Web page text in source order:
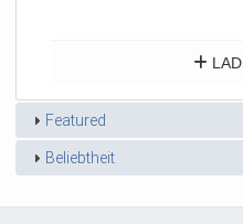
Featured
Beliebtheit